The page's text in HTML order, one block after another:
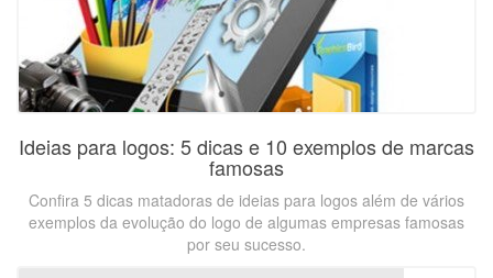
Ideias para logos: 5 dicas e 10 exemplos de marcas
famosas
Confira 5 dicas matadoras de ideias para logos além de vários
exemplos da evolução do logo de algumas empresas famosas
por seu sucesso.